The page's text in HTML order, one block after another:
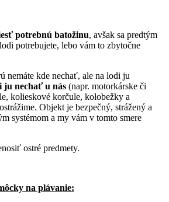
potrebnú batožinu, avšak sa predtým
potrebujete, lebo vám to zbytočne
nemáte kde nechať, ale na lodi ju
ju nechať u nás (napr. motorkárske či
kolieskové korčule, kolobežky a
Objekt je bezpečný, strážený a
systémom a my vám v tomto smere
ostré predmety.
na plávanie: